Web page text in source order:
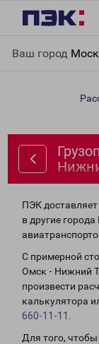
Ваш город
Тагил
ПЭК
в другие
С примерной
Омск - Нижний
произвести
калькулятора
660-11-11
Для того,